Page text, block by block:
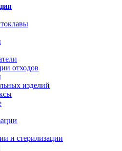
отходов
изделий
и стерилизации